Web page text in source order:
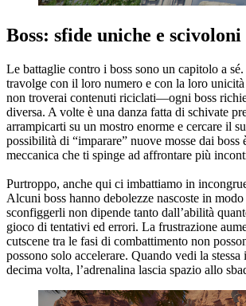
Boss: sfide uniche e
Le battaglie contro i boss sono un capitolo a
travolge con il loro numero e con la loro
non troverai contenuti riciclati—ogni boss
diversa. A volte è una danza fatta di schivate
arrampicarti su un mostro enorme e cercare il
possibilità di “imparare” nuove mosse dai boss
meccanica che ti spinge ad affrontare più
Purtroppo, anche qui ci imbattiamo in
Alcuni boss hanno debolezze nascoste in
sconfiggerli non dipende tanto dall’abilità
gioco di tentativi ed errori. La frustrazione
cutscene tra le fasi di combattimento non
possono solo accelerare. Quando vedi la
decima volta, l’adrenalina lascia spazio allo